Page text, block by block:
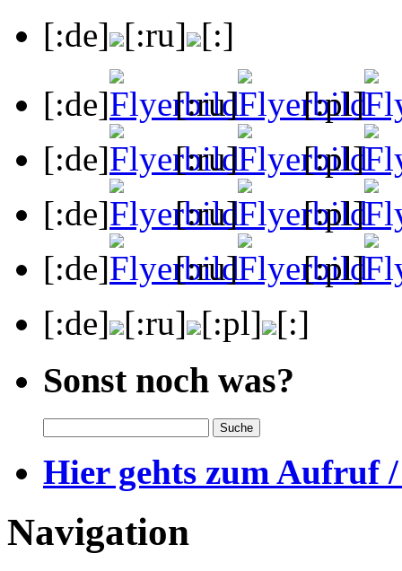
[:de] [:ru] [:]
[:de]
[:ru]
[:pl]
[:de]
[:ru]
[:pl]
[:de]
[:ru]
[:pl]
[:de]
[:ru]
[:pl]
[:de] [:ru] [:pl] [:]
Sonst noch was?
Hier gehts zum Aufruf
Navigation